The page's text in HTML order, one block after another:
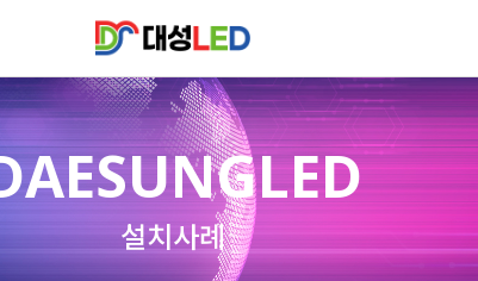
설치사례